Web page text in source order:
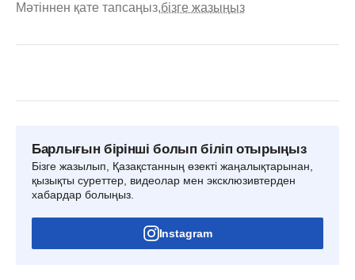
Мәтіннен қате тапсаңыз,бізге жазыңыз
Барлығын бірінші болып біліп отырыңыз
Бізге жазылып, Қазақстанның өзекті жаңалықтарынан,
қызықты суреттер, видеолар мен эксклюзивтерден
хабардар болыңыз.
Instagram